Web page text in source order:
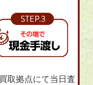
取拠点にて当日査